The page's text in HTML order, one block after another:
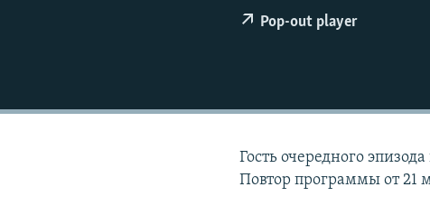
Pop-out player
Гость очередного
Повтор программы от 21